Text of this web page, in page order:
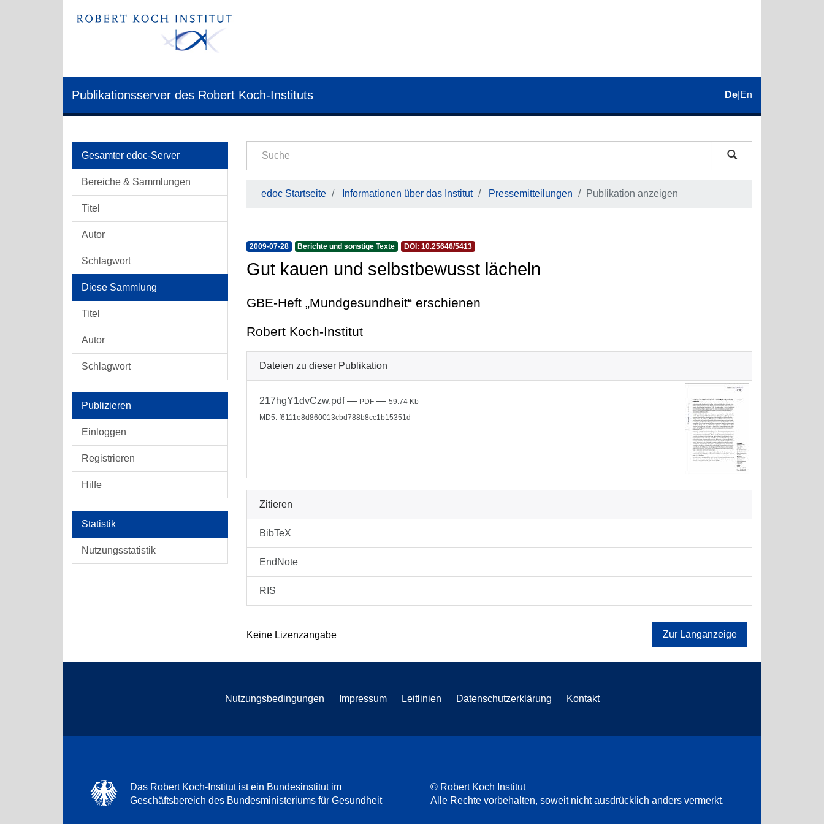
Publikationsserver des Robert Koch-Instituts De En
Gesamter edoc-Server
Bereiche & Sammlungen
Titel
Autor
Schlagwort
Diese Sammlung
Titel
Autor
Schlagwort
Publizieren
Einloggen
Registrieren
Hilfe
Statistik
Nutzungsstatistik
edoc Startseite Informationen über das Institut Pressemitteilungen Publikation anzeigen
2009-07-28 Berichte und sonstige Texte DOI: 10.25646/5413
Gut kauen und selbstbewusst lächeln
GBE-Heft „Mundgesundheit“ erschienen
Robert Koch-Institut
Dateien zu dieser Publikation
217hgY1dvCzw.pdf— PDF — 59.74 Kb
MD5: f6111e8d860013cbd788b8cc1b15351d
Zitieren
BibTeX
EndNote
RIS
Keine Lizenzangabe Zur Langanzeige
Nutzungsbedingungen Impressum Leitlinien Datenschutzerklärung Kontakt
Das Robert Koch-Institut ist ein Bundesinstitut im
Geschäftsbereich des Bundesministeriums für Gesundheit
© Robert Koch Institut
Alle Rechte vorbehalten, soweit nicht ausdrücklich anders vermerkt.